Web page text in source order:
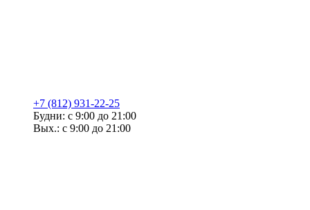
+7 (812) 931-22-25
Будни: с 9:00 до 21:00
Вых.: с 9:00 до 21:00